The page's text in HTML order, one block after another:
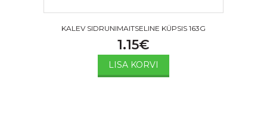
KALEV SIDRUNIMAITSELINE KÜPSIS 163G
1.15€
LISA KORVI